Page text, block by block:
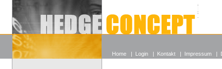
Alle
Wieso
Home | Login | Kontakt | Impressum |